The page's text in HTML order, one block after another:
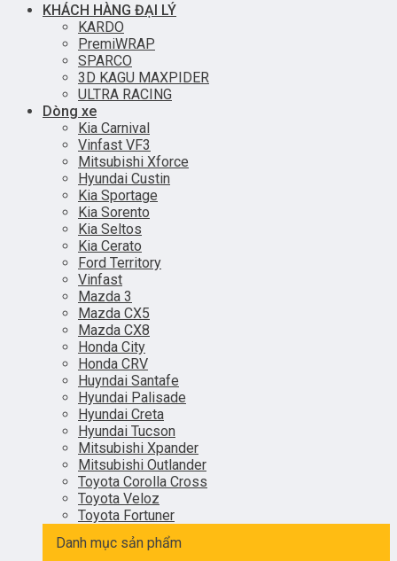
KHÁCH HÀNG ĐẠI LÝ
KARDO
PremiWRAP
SPARCO
3D KAGU MAXPIDER
ULTRA RACING
Dòng xe
Kia Carnival
Vinfast VF3
Mitsubishi Xforce
Hyundai Custin
Kia Sportage
Kia Sorento
Kia Seltos
Kia Cerato
Ford Territory
Vinfast
Mazda 3
Mazda CX5
Mazda CX8
Honda City
Honda CRV
Huyndai Santafe
Hyundai Palisade
Hyundai Creta
Hyundai Tucson
Mitsubishi Xpander
Mitsubishi Outlander
Toyota Corolla Cross
Toyota Veloz
Toyota Fortuner
Danh mục sản phẩm